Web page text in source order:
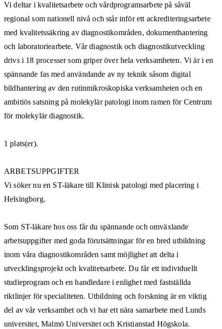
Vi deltar i kvalitetsarbete och vårdprogramsarbete på såväl
regional som nationell nivå och står inför ett ackrediteringsarbete
med kvalitetssäkring av diagnostikområden, dokumenthantering
och laboratoriearbete. Vår diagnostik och diagnostikutveckling
drivs i 18 processer som griper över hela verksamheten. Vi är i en
spännande fas med användande av ny teknik såsom digital
bildhantering av den rutinmikroskopiska verksamheten och en
ambitiös satsning på molekylär patologi inom ramen för Centrum
för molekylär diagnostik.
1 plats(er).
ARBETSUPPGIFTER
Vi söker nu en ST-läkare till Klinisk patologi med placering i
Helsingborg.
Som ST-läkare hos oss får du spännande och omväxlande
arbetsuppgifter med goda förutsättningar för en bred utbildning
inom våra diagnostikområden samt möjlighet att delta i
utvecklingsprojekt och kvalitetsarbete. Du får ett individuellt
studieprogram och en handledare i enlighet med fastställda
riktlinjer för specialiteten. Utbildning och forskning är en viktig
del av vår verksamhet och vi har ett nära samarbete med Lunds
universitet, Malmö Universitet och Kristianstad Högskola.